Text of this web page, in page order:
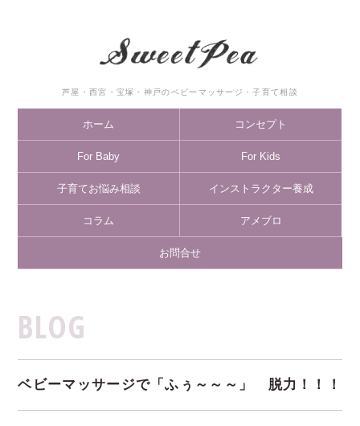
芦屋・西宮・宝塚・神戸のベビーマッサージ・子育て相談
ホーム コンセプト
For Baby For Kids
子育てお悩み相談 インストラクター養成
コラム アメブロ
お問合せ
BLOG
ベビーマッサージで「ふぅ～～～」 脱力！！！